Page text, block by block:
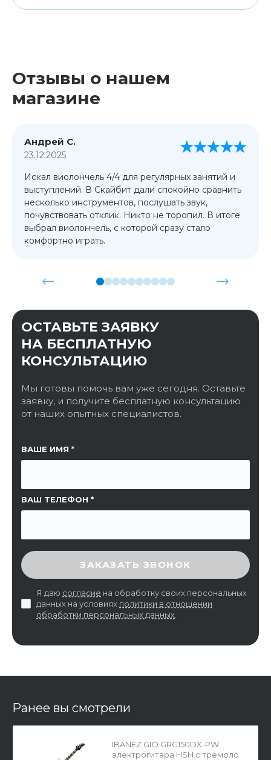
Отзывы о нашем
магазине
Андрей С.
23.12.2025
Искал виолончель 4/4 для регулярных занятий и
выступлений. В Скайбит дали спокойно сравнить
несколько инструментов, послушать звук,
почувствовать отклик. Никто не торопил. В итоге
выбрал виолончель, с которой сразу стало
комфортно играть.
ОСТАВЬТЕ ЗАЯВКУ
НА БЕСПЛАТНУЮ
КОНСУЛЬТАЦИЮ
Мы готовы помочь вам уже сегодня. Оставьте
заявку, и получите бесплатную консультацию
от наших опытных специалистов.
ВАШЕ ИМЯ
ВАШ ТЕЛЕФОН
ССЫЛКА НА СТРАНИЦУ
ВВЕДИТЕ ПРОВЕРОЧНЫЙ КОД
ЗАКАЗАТЬ ЗВОНОК
Я даю согласие на обработку своих персональных
данных на условиях политики в отношении
обработки персональных данных
Ранее вы смотрели
IBANEZ GIO GRG150DX-PW
электрогитара HSH с тремоло